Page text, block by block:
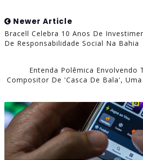
Newer Article
Bracell Celebra 10 Anos De
De Responsabilidade Social Na Bahia
Entenda Polêmica Envolvendo
Compositor De 'Casca De Bala',